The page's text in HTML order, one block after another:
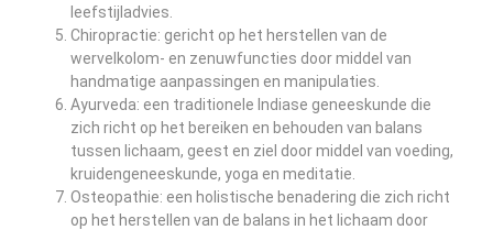
leefstijladvies.
Chiropractie: gericht op het herstellen van de
wervelkolom- en zenuwfuncties door middel van
handmatige aanpassingen en manipulaties.
Ayurveda: een traditionele Indiase geneeskunde die
zich richt op het bereiken en behouden van balans
tussen lichaam, geest en ziel door middel van voeding,
kruidengeneeskunde, yoga en meditatie.
Osteopathie: een holistische benadering die zich richt
op het herstellen van de balans in het lichaam door